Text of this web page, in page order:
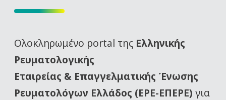
Oλοκληρωμένο portal της Ελληνικής
Ρευματολογικής
Εταιρείας & Επαγγελματικής Ένωσης
Ρευματολόγων Ελλάδος (ΕΡΕ-ΕΠΕΡΕ) για